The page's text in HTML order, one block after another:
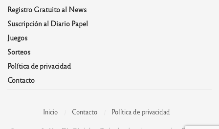
Registro Gratuito al News
Suscripción al Diario Papel
Juegos
Sorteos
Política de privacidad
Contacto
Inicio Contacto Política de privacidad